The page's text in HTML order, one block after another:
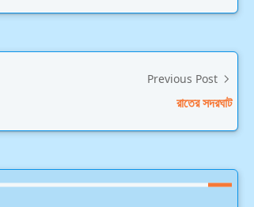
Previous Post
রাতের সদরঘাট